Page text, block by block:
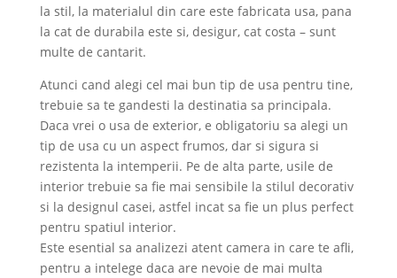
la stil, la materialul din care este fabricata usa, pana
la cat de durabila este si, desigur, cat costa – sunt
multe de cantarit.
Atunci cand alegi cel mai bun tip de usa pentru tine,
trebuie sa te gandesti la destinatia sa principala.
Daca vrei o usa de exterior, e obligatoriu sa alegi un
tip de usa cu un aspect frumos, dar si sigura si
rezistenta la intemperii. Pe de alta parte, usile de
interior trebuie sa fie mai sensibile la stilul decorativ
si la designul casei, astfel incat sa fie un plus perfect
pentru spatiul interior.
Este esential sa analizezi atent camera in care te afli,
pentru a intelege daca are nevoie de mai multa